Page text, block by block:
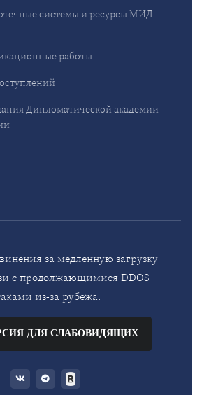
системы и ресурсы МИД
работы
Дипломатической академии
за медленную загрузку
с продолжающимися DDOS
из-за рубежа.
ДЛЯ СЛАБОВИДЯЩИХ